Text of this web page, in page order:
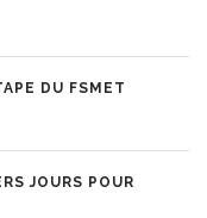
DU FSMET
JOURS POUR